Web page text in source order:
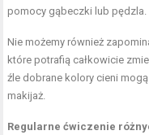
pomocy gąbeczki lub pędzla.
Nie możemy również
które potrafią całkowicie
źle dobrane kolory cieni
makijaż.
Regularne ćwiczenie